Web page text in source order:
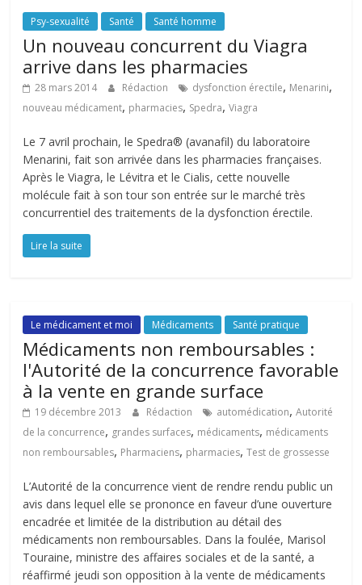
Psy-sexualité Santé Santé homme
Un nouveau concurrent du Viagra
arrive dans les pharmacies
28 mars 2014 Rédaction dysfonction érectile, Menarini,
nouveau médicament, pharmacies, Spedra,Viagra
Le 7 avril prochain, le Spedra® (avanafil) du laboratoire
Menarini, fait son arrivée dans les pharmacies françaises.
Après le Viagra, le Lévitra et le Cialis, cette nouvelle
molécule fait à son tour son entrée sur le marché très
concurrentiel des traitements de la dysfonction érectile.
Lire la suite
Le médicament et moi Médicaments Santé pratique
Médicaments non remboursables :
l'Autorité de la concurrence favorable
à la vente en grande surface
19 décembre 2013 Rédaction automédication,Autorité
de la concurrence, grandes surfaces, médicaments, médicaments
non remboursables, Pharmaciens, pharmacies,Test de grossesse
L’Autorité de la concurrence vient de rendre rendu public un
avis dans lequel elle se prononce en faveur d’une ouverture
encadrée et limitée de la distribution au détail des
médicaments non remboursables. Dans la foulée, Marisol
Touraine, ministre des affaires sociales et de la santé, a
réaffirmé jeudi son opposition à la vente de médicaments